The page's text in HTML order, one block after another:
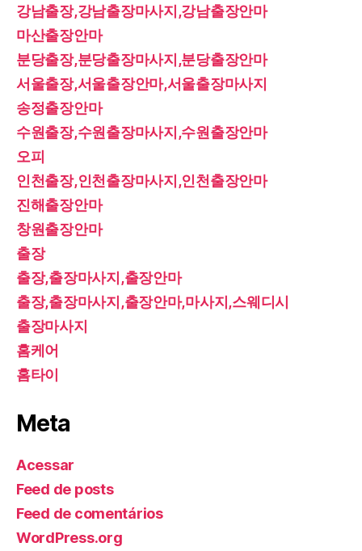
강남출장,강남출장마사지,강남출장안마
마산출장안마
분당출장,분당출장마사지,분당출장안마
서울출장,서울출장안마,서울출장마사지
송정출장안마
수원출장,수원출장마사지,수원출장안마
오피
인천출장,인천출장마사지,인천출장안마
진해출장안마
창원출장안마
출장
출장,출장마사지,출장안마
출장,출장마사지,출장안마,마사지,스웨디시
출장마사지
홈케어
홈타이
Meta
Acessar
Feed de posts
Feed de comentários
WordPress.org